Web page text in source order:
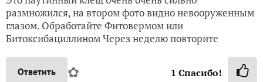
размножился, на втором фото видно невооруженным
глазом. Обработайте Фитовермом или
Битоксибациллином Через неделю повторите
Ответить ✿ 1 Спасибо!